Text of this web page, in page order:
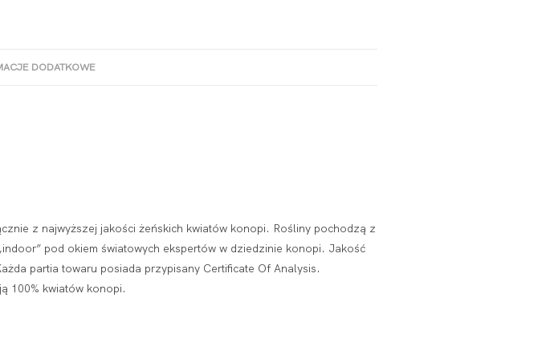
DODATKOWE
z najwyższej jakości żeńskich kwiatów konopi. Rośliny pochodzą z
pod okiem światowych ekspertów w dziedzinie konopi. Jakość
partia towaru posiada przypisany Certificate Of Analysis.
100% kwiatów konopi.